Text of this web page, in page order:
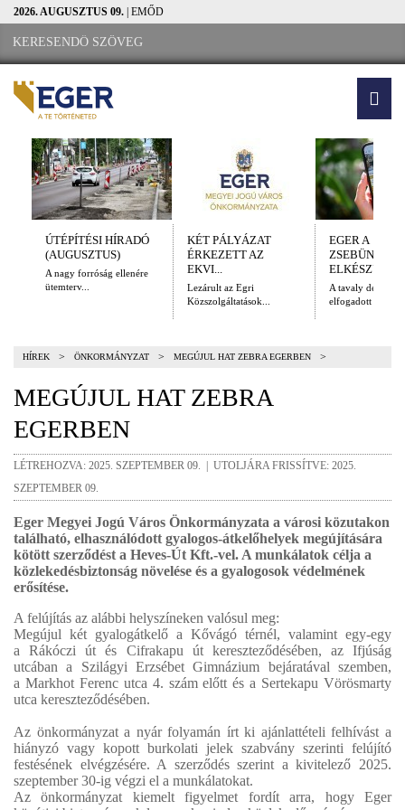
2026. AUGUSZTUS 09. | EMŐD
ÚTÉPÍTÉSI HÍRADÓ
(AUGUSZTUS)
A nagy forróság ellenére
ütemterv...
KÉT PÁLYÁZAT
ÉRKEZETT AZ
EKVI...
Lezárult az Egri
Közszolgáltatások...
EGER A
ELKÉSZÜLT
A tavaly
elfogadott
HÍREK > ÖNKORMÁNYZAT > MEGÚJUL HAT ZEBRA EGERBEN >
MEGÚJUL HAT ZEBRA
EGERBEN
LÉTREHOZVA: 2025. SZEPTEMBER 09. | UTOLJÁRA FRISSÍTVE: 2025.
SZEPTEMBER 09.
Eger Megyei Jogú Város Önkormányzata a városi közutakon
található, elhasználódott gyalogos-átkelőhelyek megújítására
kötött szerződést a Heves-Út Kft.-vel. A munkálatok célja a
közlekedésbiztonság növelése és a gyalogosok védelmének
erősítése.
A felújítás az alábbi helyszíneken valósul meg:
Megújul két gyalogátkelő a Kővágó térnél, valamint egy-egy
a Rákóczi út és Cifrakapu út kereszteződésében, az Ifjúság
utcában a Szilágyi Erzsébet Gimnázium bejáratával szemben,
a Markhot Ferenc utca 4. szám előtt és a Sertekapu Vörösmarty
utca kereszteződésében.
Az önkormányzat a nyár folyamán írt ki ajánlattételi felhívást a
hiányzó vagy kopott burkolati jelek szabvány szerinti felújító
festésének elvégzésére. A szerződés szerint a kivitelező 2025.
szeptember 30-ig végzi el a munkálatokat.
Az önkormányzat kiemelt figyelmet fordít arra, hogy Eger